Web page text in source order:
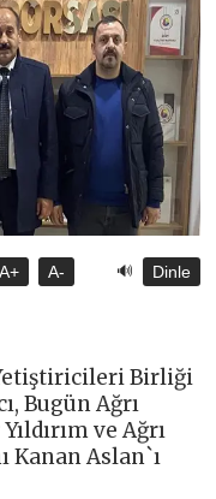
A+ A- 🔊 Dinle
Birliği
Bugün Ağrı
ve Ağrı
Kanan Aslan`ı